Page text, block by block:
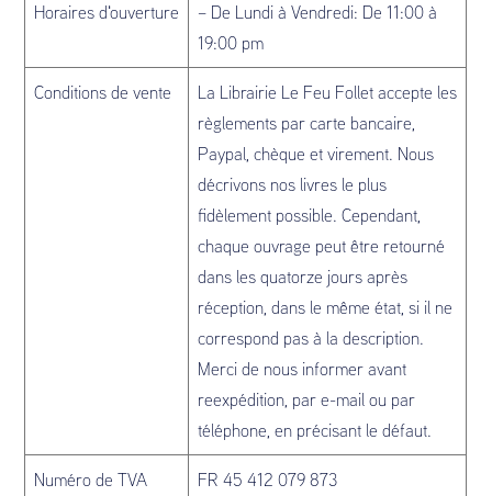
Horaires d'ouverture
– De Lundi à Vendredi: De 11:00 à
19:00 pm
Conditions de vente
La Librairie Le Feu Follet accepte les
règlements par carte bancaire,
Paypal, chèque et virement. Nous
décrivons nos livres le plus
fidèlement possible. Cependant,
chaque ouvrage peut être retourné
dans les quatorze jours après
réception, dans le même état, si il ne
correspond pas à la description.
Merci de nous informer avant
reexpédition, par e-mail ou par
téléphone, en précisant le défaut.
Numéro de TVA FR 45 412 079 873